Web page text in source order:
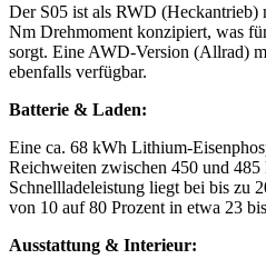
Der S05 ist als RWD
Nm Drehmoment konzipiert, was
sorgt. Eine AWD-Version (Allrad)
ebenfalls verfügbar.
Batterie & Laden:
Eine ca. 68 kWh Lithium-
Reichweiten zwischen 450 und
Schnellladeleistung liegt bei bis zu
von 10 auf 80 Prozent in etwa 23
Ausstattung & Interieur: